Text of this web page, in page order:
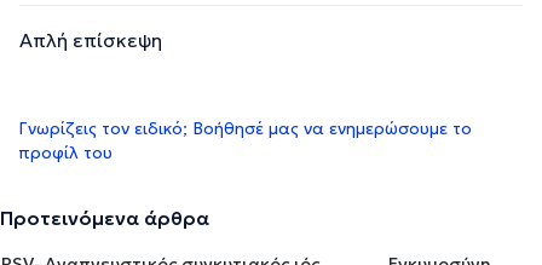
Απλή επίσκεψη
Γνωρίζεις τον ειδικό; Βοήθησέ μας να ενημερώσουμε το
προφίλ του
Προτεινόμενα άρθρα